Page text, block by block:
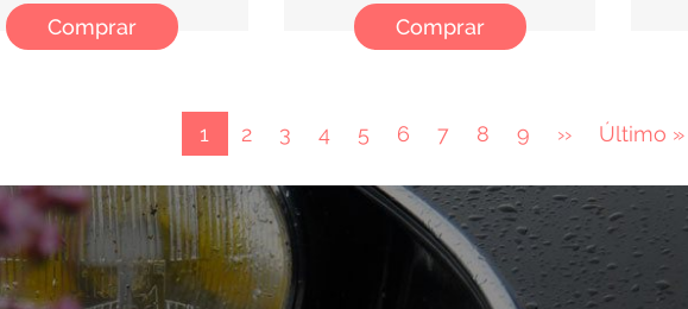
Comprar Comprar
Página
actual
1 Page
2 Page
3 Page
4 Page
5 Page
6 Page
7 Page
8 Page
9
Página
››
Última
Último »